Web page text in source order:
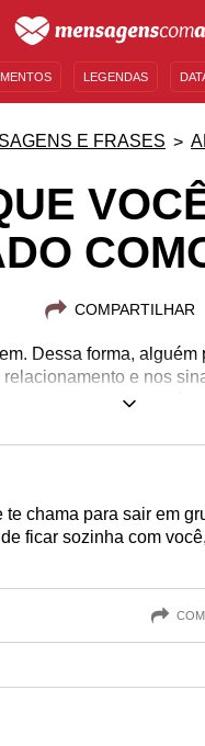
LEGENDAS
E FRASES
COMPARTILHAR
Dessa forma,
e nos
com um amor que já
chama para sair em
ficar sozinha com